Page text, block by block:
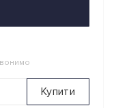
Купити